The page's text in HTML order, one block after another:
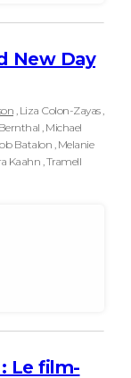
New Day
, Liza Colon-Zayas ,
, Michael
Batalon , Melanie
Kaahn , Tramell
Le film-